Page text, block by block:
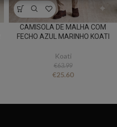
CAMISOLA DE MALHA COM
FECHO AZUL MARINHO KOATI
Koati
€63.99
€25.60